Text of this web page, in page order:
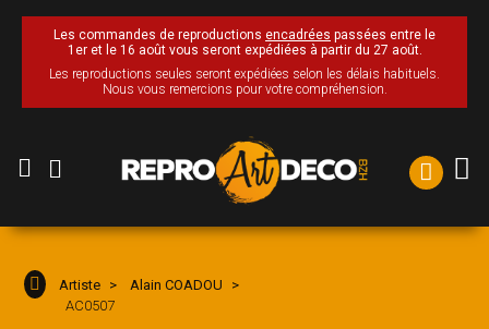
Les commandes de reproductions encadrées passées entre le
1er et le 16 août vous seront expédiées à partir du 27 août.
Les reproductions seules seront expédiées selon les délais habituels.
Nous vous remercions pour votre compréhension.
Artiste
Alain COADOU
AC0507